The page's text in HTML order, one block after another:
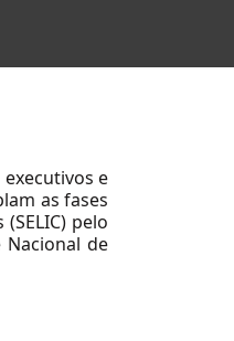
e
as fases
pelo
de